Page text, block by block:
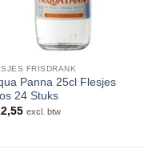
FRISDRANK
Panna 25cl Flesjes
24 Stuks
excl. btw